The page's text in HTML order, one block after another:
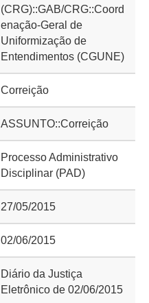
(CRG)::GAB/CRG::Coord
enação-Geral de
Uniformização de
Entendimentos (CGUNE)
Correição
ASSUNTO::Correição
Processo Administrativo
Disciplinar (PAD)
27/05/2015
02/06/2015
Diário da Justiça
Eletrônico de 02/06/2015